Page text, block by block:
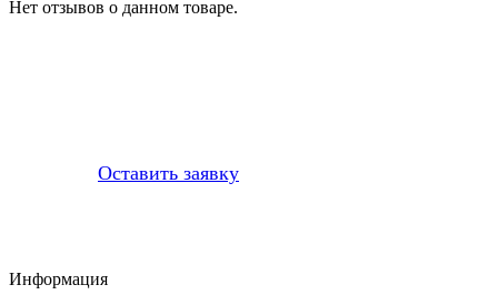
Нет отзывов о данном товаре.
Оставить заявку
Информация